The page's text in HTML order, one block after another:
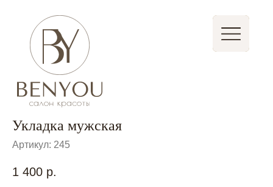
Записаться
Укладка мужская
Артикул: 245
1 400 р.
Стать партнером